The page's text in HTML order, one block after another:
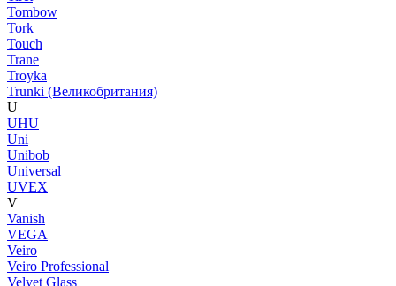
Tombow
Tork
Touch
Trane
Troyka
Trunki (Великобритания)
U
UHU
Uni
Unibob
Universal
UVEX
V
Vanish
VEGA
Veiro
Veiro Professional
Velvet Glass